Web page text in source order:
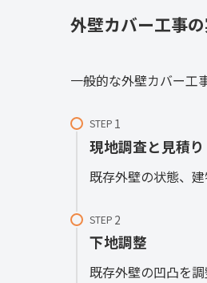
外壁カバー工事
一般的な外壁カバー工
STEP
現地調査と見積り
既存外壁の状態、
STEP
下地調整
既存外壁の凹凸を